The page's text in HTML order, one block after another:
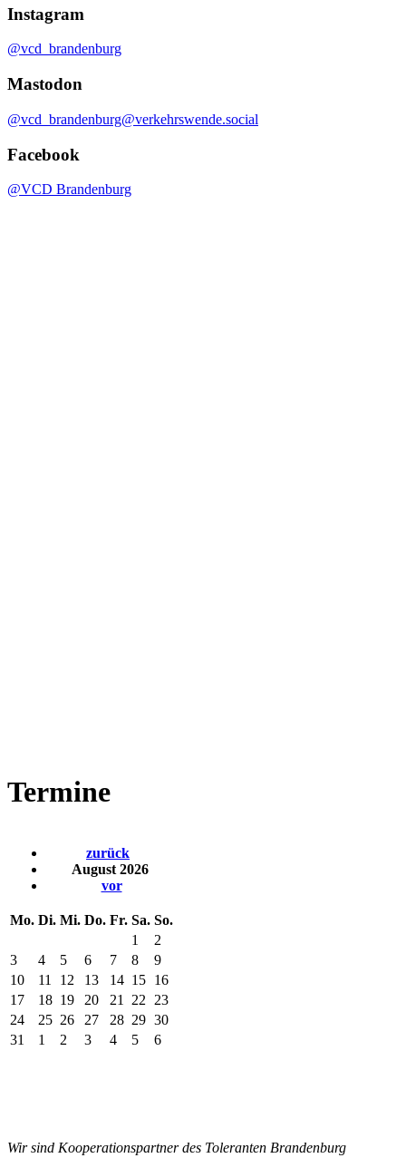
Instagram
@vcd_brandenburg
Mastodon
@vcd_brandenburg@verkehrswende.social
Facebook
@VCD Brandenburg
Termine
zurück
August 2026
vor
Mo. Di. Mi. Do. Fr. Sa. So.
1
2
3
4 5 6 7 8
9
10
11 12 13 14 15 16
17
18 19 20 21 22
23
24
25 26 27 28 29 30
31
1 2 3 4 5 6
Wir sind Kooperationspartner des Toleranten Brandenburg